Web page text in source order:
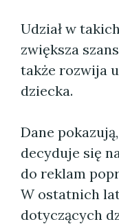
Udział w
zwiększa
także rozwija
dziecka.
Dane
decyduje się
do reklam
W ostatnich
dotyczących